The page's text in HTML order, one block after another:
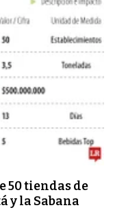
50 tiendas de
y la Sabana